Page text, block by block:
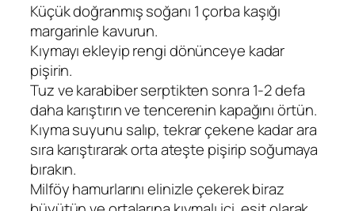
Küçük doğranmış soğanı 1 çorba kaşığı
margarinle kavurun.
Kıymayı ekleyip rengi dönünceye kadar
pişirin.
Tuz ve karabiber serptikten sonra 1-2 defa
daha karıştırın ve tencerenin kapağını örtün.
Kıyma suyunu salıp, tekrar çekene kadar ara
sıra karıştırarak orta ateşte pişirip soğumaya
bırakın.
Milföy hamurlarını elinizle çekerek biraz